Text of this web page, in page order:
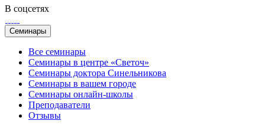
В соцсетях
Семинары
Все семинары
Семинары в центре «Светоч»
Семинары доктора Синельникова
Семинары в вашем городе
Семинары онлайн-школы
Преподаватели
Отзывы